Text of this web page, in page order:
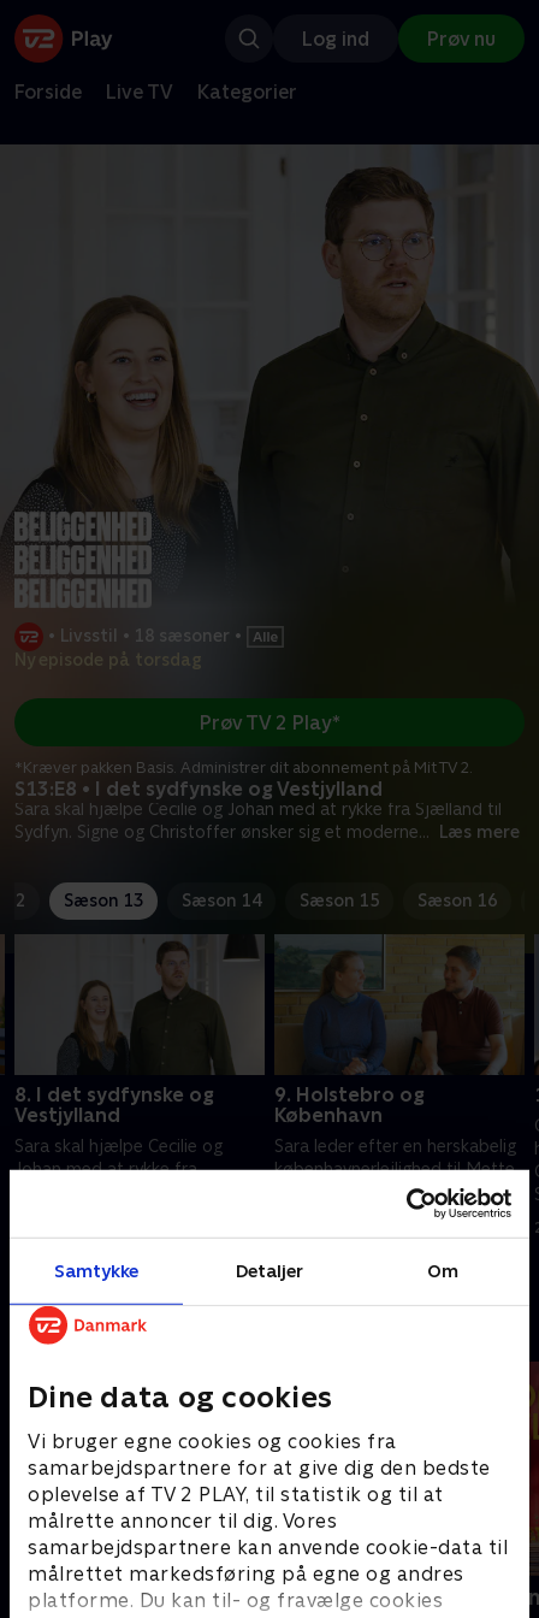
Samtykke Detaljer Om
Dine data og cookies
Vi bruger egne cookies og cookies fra
samarbejdspartnere for at give dig den bedste
oplevelse af TV 2 PLAY, til statistik og til at
målrette annoncer til dig. Vores
samarbejdspartnere kan anvende cookie-data til
målrettet markedsføring på egne og andres
platforme. Du kan til- og fravælge cookies
Log ind Prøv nu
Forside Live TV Kategorier
• Livsstil • 18 sæsoner •
Ny episode på torsdag
S13:E8 • I det sydfynske og Vestjylland
Sara skal hjælpe Cecilie og Johan med at rykke fra Sjælland til
Sydfyn. Signe og Christoffer ønsker sig et moderne... Læs mere
Prøv TV 2 Play*
*Kræver pakken Basis. Administrer dit abonnement på Mit TV 2.
12 Sæson 13 Sæson 14 Sæson 15 Sæson 16
8. I det sydfynske og
Vestjylland
Sara skal hjælpe Cecilie og
Johan med at rykke fra
moderne hus i Vestjylland, og
Christian overrasker parret.
9. Holstebro og
København
Sara leder efter en herskabelig
københavnerlejlighed til Mette
og Jens, og Christian skal på
husjagt i Holstebro med Sofie
og Christoffer.
Andre så også
Helt sort Linde på